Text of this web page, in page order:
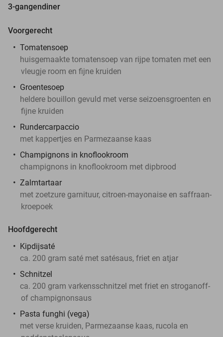
3-gangendiner
Voorgerecht
Tomatensoep
huisgemaakte tomatensoep van rijpe tomaten met een
vleugje room en fijne kruiden
Groentesoep
heldere bouillon gevuld met verse seizoensgroenten en
fijne kruiden
Rundercarpaccio
met kappertjes en Parmezaanse kaas
Champignons in knoflookroom
champignons in knoflookroom met dipbrood
Zalmtartaar
met zoetzure garnituur, citroen-mayonaise en saffraan-
kroepoek
Hoofdgerecht
Kipdijsaté
ca. 200 gram saté met satésaus, friet en atjar
Schnitzel
ca. 200 gram varkensschnitzel met friet en stroganoff-
of champignonsaus
Pasta funghi (vega)
met verse kruiden, Parmezaanse kaas, rucola en